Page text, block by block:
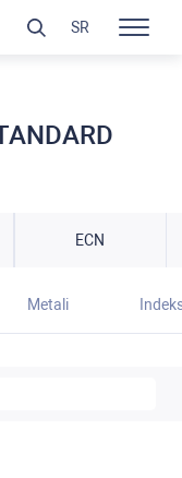
ECN
Metali
SR